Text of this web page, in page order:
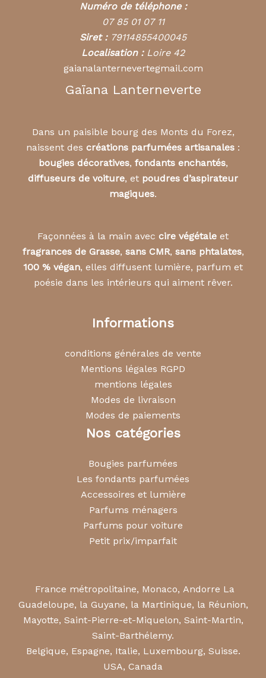
Numéro de téléphone :
07 85 01 07 11
Siret : 79114855400045
Localisation :Loire 42
gaianalanternevertegmail.com
Gaïana Lanterneverte
Dans un paisible bourg des Monts du Forez,
naissent des créations parfumées artisanales :
bougies décoratives, fondants enchantés,
diffuseurs de voiture, et poudres d’aspirateur
magiques.
Façonnées à la main avec cire végétale et
fragrances de Grasse, sans CMR, sans phtalates,
100 % végan, elles diffusent lumière, parfum et
poésie dans les intérieurs qui aiment rêver.
Informations
conditions générales de vente
Mentions légales RGPD
mentions légales
Modes de livraison
Modes de paiements
Nos catégories
Bougies parfumées
Les fondants parfumées
Accessoires et lumière
Parfums ménagers
Parfums pour voiture
Petit prix/imparfait
France métropolitaine, Monaco, Andorre La
Guadeloupe, la Guyane, la Martinique, la Réunion,
Mayotte, Saint-Pierre-et-Miquelon, Saint-Martin,
Saint-Barthélemy.
Belgique, Espagne, Italie, Luxembourg, Suisse.
USA, Canada